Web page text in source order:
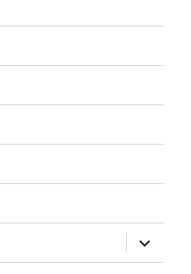
раскрыть
дочернее
меню